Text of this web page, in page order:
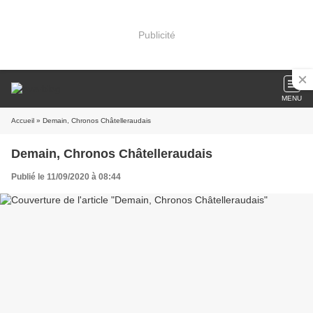
Publicité
MENU
Accueil » Demain, Chronos Châtelleraudais
Demain, Chronos Châtelleraudais
Publié le 11/09/2020 à 08:44